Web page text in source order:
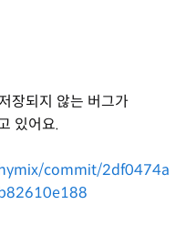
장되지 않는 버그가
있어요.
commit/2df0474a